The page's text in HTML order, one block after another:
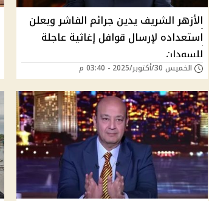
الأزهر الشريف يدين جرائم الفاشر ويعلن
استعداده لإرسال قوافل إغاثية عاجلة
للسودان
الخميس 30/أكتوبر/2025 - 03:40 م